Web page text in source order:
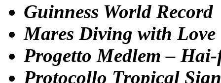
Guinness World Record
Mares Diving with Love
Progetto Medlem –
Protocollo Tropical